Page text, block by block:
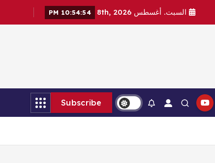
السبت. أغسطس 8th, 2026 10:54:56 PM
Subscribe